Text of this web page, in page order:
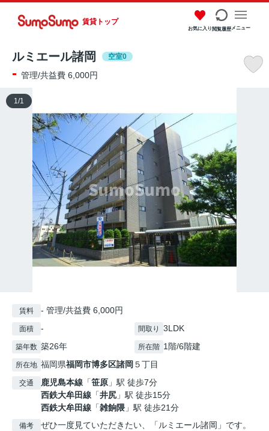
賃貸トップ
お気に入り閲覧履歴メニュー
ルミエール諸岡 空室0
- 管理/共益費 6,000円
1 /1
賃料 - 管理/共益費 6,000円
面積 - 間取り 3LDK
築年数 築26年 所在階 1階/6階建
所在地 福岡県福岡市博多区諸岡 ５丁目
交通 鹿児島本線 「笹原 」駅 徒歩7分
西鉄大牟田線 「井尻 」駅 徒歩15分
西鉄大牟田線 「雑餉隈 」駅 徒歩21分
備考
ぜひ一度見ていただきたい、「ルミエール諸岡」です。